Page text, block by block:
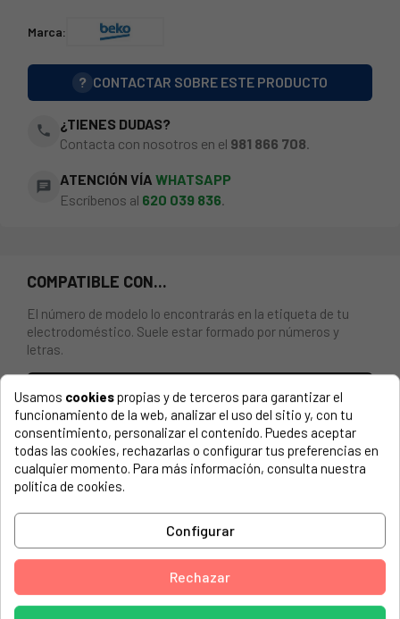
Marca:
? CONTACTAR SOBRE ESTE PRODUCTO
phone
¿TIENES DUDAS?
Contacta con nosotros en el 981 866 708.
chat ATENCIÓN VÍA WHATSAPP
Escríbenos al 620 039 836
COMPATIBLE CON...
El número de modelo lo encontrarás en la etiqueta de tu
electrodoméstico. Suele estar formado por números y
letras.
RESISTENCIA LAVAVAJILLAS ARCTIC, AMICA, BEKO,
CANDY. 1800W. Diámetro: Ø 32. Largo:145 mm.
ELECTROLUX, 91152905913 ELUX ESI63020X D,N,P
AEG, 91101620300 F84985VI
AEG, 91101620500 FAVORIT 84980 VI
AEG, 91101621100 F88990VI
Usamos cookiespropias y de terceros para garantizar el
funcionamiento de la web, analizar el uso del sitio y, con tu
consentimiento, personalizar el contenido. Puedes aceptar
todas las cookies, rechazarlas o configurar tus preferencias en
cualquier momento. Para más información, consulta nuestra
política de cookies.
Configurar
Rechazar